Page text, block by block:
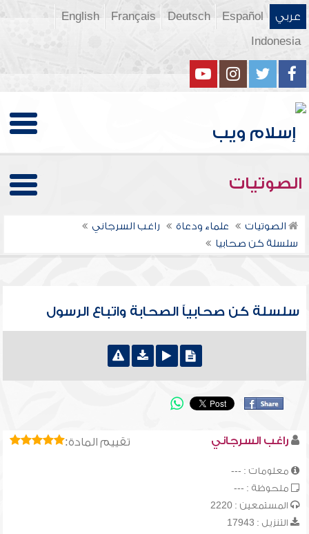
عربي Español
Deutsch
Français
English
Indonesia
الصوتيات
الصوتيات علماء ودعاة
راغب السرجاني
سلسلة كن صحابيا
سلسلة كن صحابياً الصحابة واتباع الرسول
تقييم المادة: راغب السرجاني
معلومات : ---
ملحوظة : ---
المستمعين : 2220
التنزيل : 17943